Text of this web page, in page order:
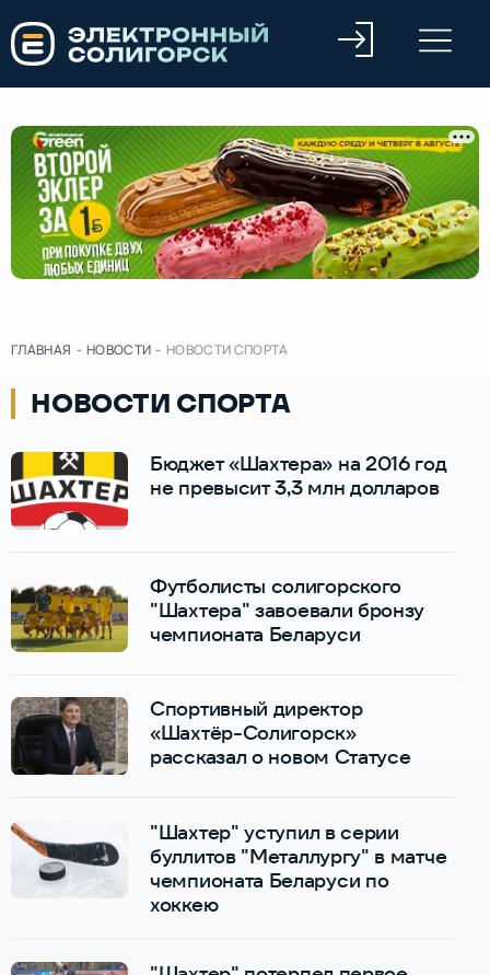
ГЛАВНАЯ - НОВОСТИ - НОВОСТИ СПОРТА
НОВОСТИ СПОРТА
Бюджет «Шахтера» на 2016 год
не превысит 3,3 млн долларов
Футболисты солигорского
"Шахтера" завоевали бронзу
чемпионата Беларуси
Спортивный директор
«Шахтёр-Солигорск»
рассказал о новом Статусе
"Шахтер" уступил в серии
буллитов "Металлургу" в матче
чемпионата Беларуси по
хоккею